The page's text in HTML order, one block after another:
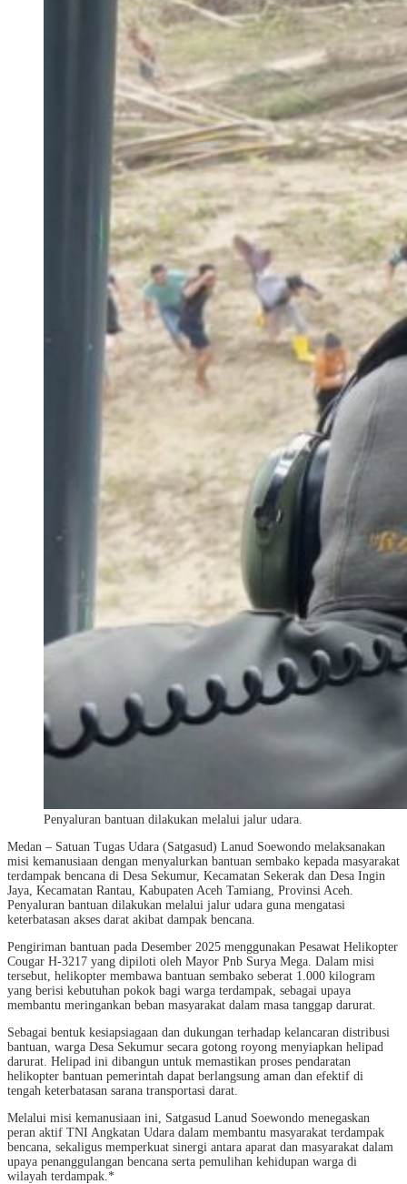
Penyaluran bantuan dilakukan melalui jalur udara.
Medan – Satuan Tugas Udara (Satgasud) Lanud Soewondo melaksanakan
misi kemanusiaan dengan menyalurkan bantuan sembako kepada masyarakat
terdampak bencana di Desa Sekumur, Kecamatan Sekerak dan Desa Ingin
Jaya, Kecamatan Rantau, Kabupaten Aceh Tamiang, Provinsi Aceh.
Penyaluran bantuan dilakukan melalui jalur udara guna mengatasi
keterbatasan akses darat akibat dampak bencana.
Pengiriman bantuan pada Desember 2025 menggunakan Pesawat Helikopter
Cougar H-3217 yang dipiloti oleh Mayor Pnb Surya Mega. Dalam misi
tersebut, helikopter membawa bantuan sembako seberat 1.000 kilogram
yang berisi kebutuhan pokok bagi warga terdampak, sebagai upaya
membantu meringankan beban masyarakat dalam masa tanggap darurat.
Sebagai bentuk kesiapsiagaan dan dukungan terhadap kelancaran distribusi
bantuan, warga Desa Sekumur secara gotong royong menyiapkan helipad
darurat. Helipad ini dibangun untuk memastikan proses pendaratan
helikopter bantuan pemerintah dapat berlangsung aman dan efektif di
tengah keterbatasan sarana transportasi darat.
Melalui misi kemanusiaan ini, Satgasud Lanud Soewondo menegaskan
peran aktif TNI Angkatan Udara dalam membantu masyarakat terdampak
bencana, sekaligus memperkuat sinergi antara aparat dan masyarakat dalam
upaya penanggulangan bencana serta pemulihan kehidupan warga di
wilayah terdampak.*